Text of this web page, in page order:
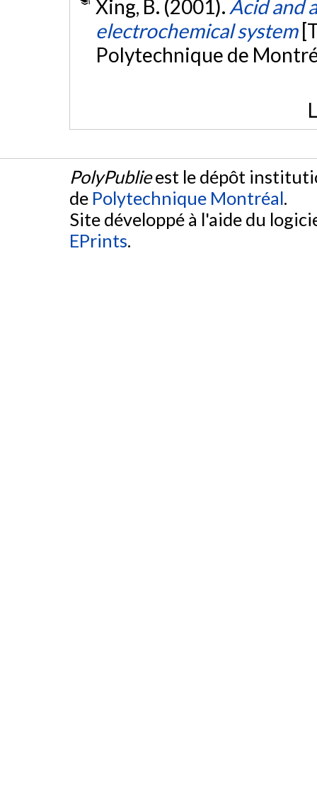
Xing, B. (2001). Acid and
electrochemical system
Polytechnique de
PolyPublieest le dépôt
de Polytechnique Montréal.
Site développé à l'aide du
EPrints.